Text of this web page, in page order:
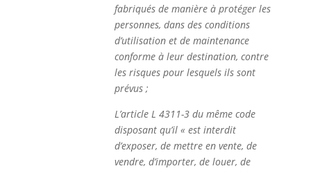
fabriqués de manière à protéger les
personnes, dans des conditions
d’utilisation et de maintenance
conforme à leur destination, contre
les risques pour lesquels ils sont
prévus ;
L’article L 4311-3 du même code
disposant qu’il « est interdit
d’exposer, de mettre en vente, de
vendre, d’importer, de louer, de